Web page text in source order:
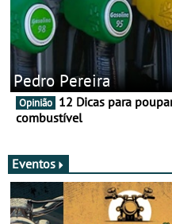
Pedro Pereira
Opinião
combustível
Eventos